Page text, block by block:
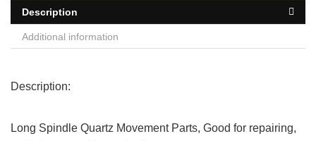
Description
Additional information
Description:
Long Spindle Quartz Movement Parts, Good for repairing,